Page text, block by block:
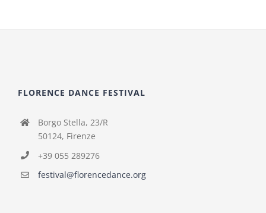
FLORENCE DANCE FESTIVAL
Borgo Stella, 23/R
50124, Firenze
+39 055 289276
festival@florencedance.org